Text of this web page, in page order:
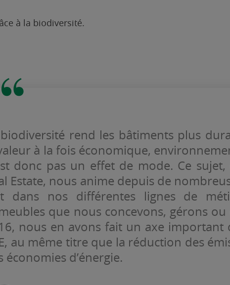
à la biodiversité.
rend les bâtiments plus
à la fois économique,
donc pas un effet de mode. Ce sujet,
Estate, nous anime depuis de
dans nos différentes lignes de
que nous concevons, gérons
nous en avons fait un axe
au même titre que la réduction des
économies d’énergie.